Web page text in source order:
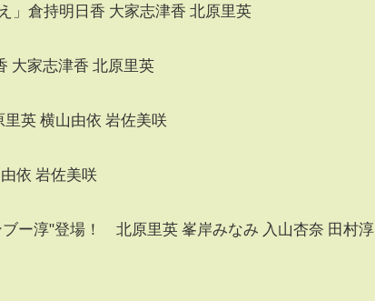
」倉持明日香 大家志津香 北原里英
大家志津香 北原里英
英 横山由依 岩佐美咲
依 岩佐美咲
ー淳"登場！ 北原里英 峯岸みなみ 入山杏奈 田村淳